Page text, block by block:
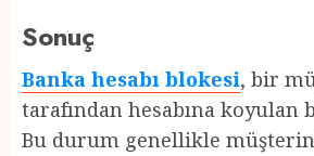
Sonuç
Banka hesabı blokesi, bir
tarafından hesabına koyulan
Bu durum genellikle